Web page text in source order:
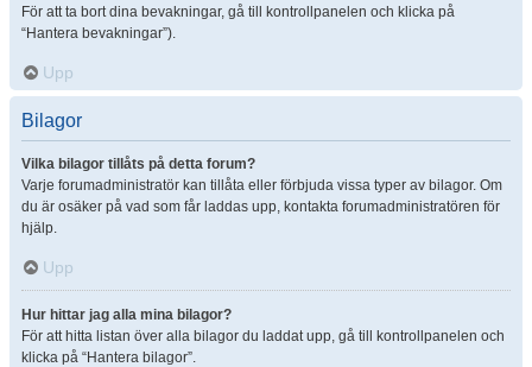
För att ta bort dina bevakningar, gå till kontrollpanelen och klicka på
“Hantera bevakningar”).
Upp
Bilagor
Vilka bilagor tillåts på detta forum?
Varje forumadministratör kan tillåta eller förbjuda vissa typer av bilagor. Om
du är osäker på vad som får laddas upp, kontakta forumadministratören för
hjälp.
Upp
Hur hittar jag alla mina bilagor?
För att hitta listan över alla bilagor du laddat upp, gå till kontrollpanelen och
klicka på “Hantera bilagor”.